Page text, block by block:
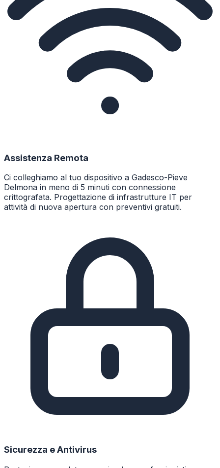
Assistenza Remota
Ci colleghiamo al tuo dispositivo a Gadesco-Pieve
Delmona in meno di 5 minuti con connessione
crittografata. Progettazione di infrastrutture IT per
attività di nuova apertura con preventivi gratuiti.
Sicurezza e Antivirus